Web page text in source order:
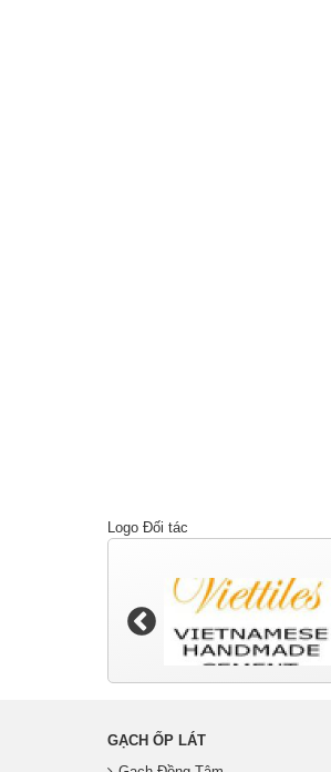
Logo Đối tác
GẠCH ỐP LÁT